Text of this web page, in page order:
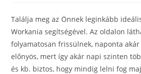
Találja meg az Önnek leginkább
Workania segítségével. Az oldalon
folyamatosan frissülnek, naponta
előnyös, mert így akár napi szinten
és kb. biztos, hogy mindig lelni fog